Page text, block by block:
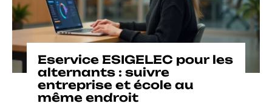
Eservice ESIGELEC pour les
alternants : suivre
entreprise et école au
même endroit